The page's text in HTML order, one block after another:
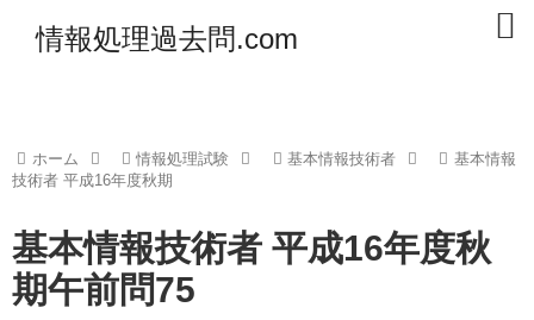
情報処理過去問.com
ホーム 情報処理試験 基本情報技術者
基本情報
技術者 平成16年度秋期
基本情報技術者 平成16年度秋
期午前問75